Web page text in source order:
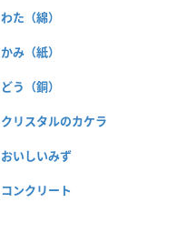
わた（綿）
かみ（紙）
どう（銅）
クリスタルのカケラ
おいしいみず
コンクリート